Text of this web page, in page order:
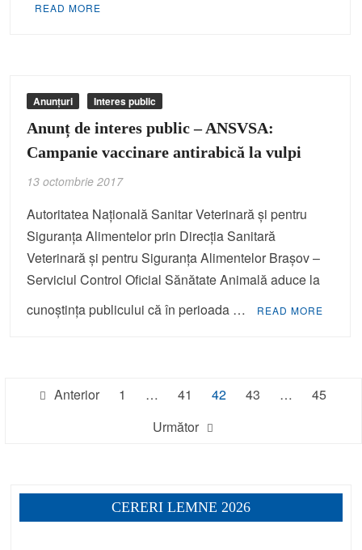
READ MORE
Anunțuri Interes public
Anunț de interes public – ANSVSA:
Campanie vaccinare antirabică la vulpi
13 octombrie 2017
Autoritatea Națională Sanitar Veterinară și pentru
Siguranța Alimentelor prin Direcția Sanitară
Veterinară și pentru Siguranța Alimentelor Brașov –
Serviciul Control Oficial Sănătate Animală aduce la
cunoștința publicului că în perioada …
READ MORE
Paginație
Anterior 1 … 41 42 43 …
45
Următor
CERERI LEMNE 2026